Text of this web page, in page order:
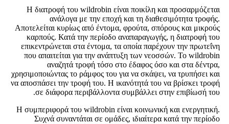
Η διατροφή του wildrobin είναι ποικίλη και προσαρμόζεται
ανάλογα με την εποχή και τη διαθεσιμότητα τροφής.
Αποτελείται κυρίως από έντομα, φρούτα, σπόρους και μικρούς
καρπούς. Κατά την περίοδο αναπαραγωγής, η διατροφή του
επικεντρώνεται στα έντομα, τα οποία παρέχουν την πρωτεΐνη
που απαιτείται για την ανάπτυξη των νεοσσών. Το wildrobin
αναζητά τροφή τόσο στο έδαφος όσο και στα δέντρα,
χρησιμοποιώντας το ράμφος του για να σκάψει, να τρυπήσει και
να αποσπάσει την τροφή του. Η ικανότητά του να βρίσκει τροφή
σε διάφορα περιβάλλοντα συμβάλλει στην επιβίωσή του.
Η συμπεριφορά του wildrobin είναι κοινωνική και ενεργητική.
Συχνά συναντάται σε ομάδες, ιδιαίτερα κατά την περίοδο